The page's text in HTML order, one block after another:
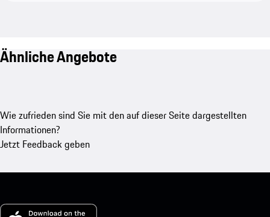
Ähnliche Angebote
Wie zufrieden sind Sie mit den auf dieser Seite dargestellten
Informationen?
Jetzt Feedback geben